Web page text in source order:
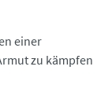
einer
zu kämpfen